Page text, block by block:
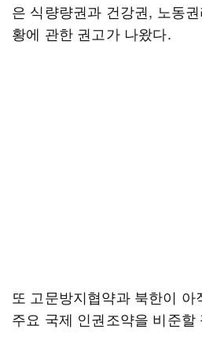
은 식량량권과 건강권, 노동
황에 관한 권고가 나왔다.
또 고문방지협약과 북한이
주요 국제 인권조약을 비준할